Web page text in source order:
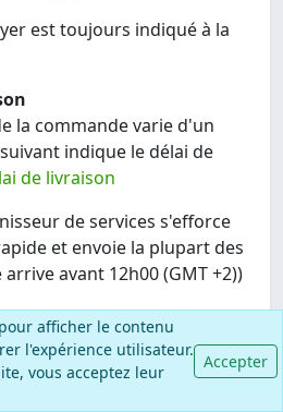
est toujours indiqué à la
la commande varie d'un
indique le délai de
de livraison
de services s'efforce
et envoie la plupart des
avant 12h00 (GMT +2))
au préalable le Client de la
du Produit, cependant, les
à la livraison des Produits -
afficher le contenu
l'expérience utilisateur.
vous acceptez leur
Accepter